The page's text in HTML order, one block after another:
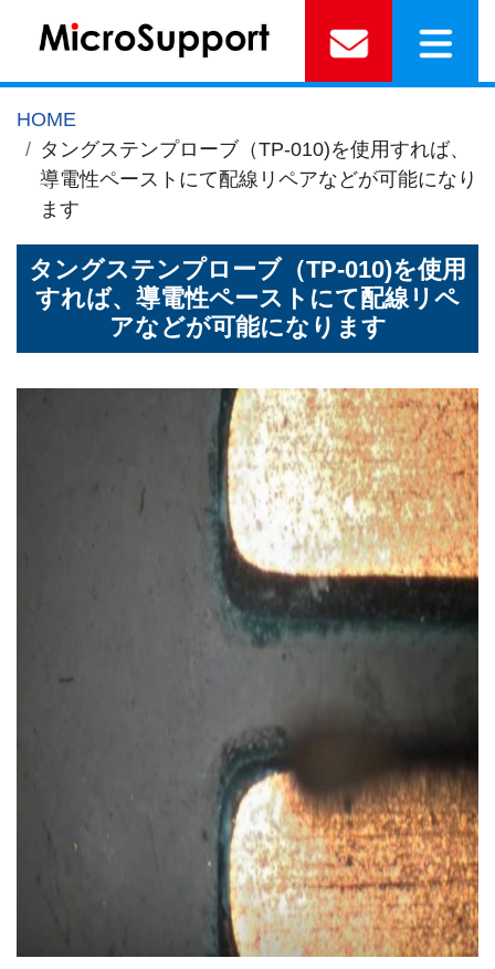
HOME
タングステンプローブ（TP-010)を使用すれば、
導電性ペーストにて配線リペアなどが可能になり
ます
タングステンプローブ（TP-010)を使用
すれば、導電性ペーストにて配線リペ
アなどが可能になります